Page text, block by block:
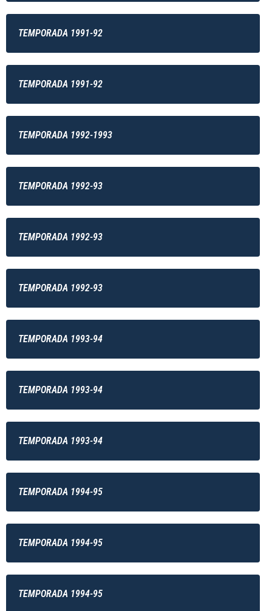
TEMPORADA 1991-92
TEMPORADA 1991-92
TEMPORADA 1992-1993
TEMPORADA 1992-93
TEMPORADA 1992-93
TEMPORADA 1992-93
TEMPORADA 1993-94
TEMPORADA 1993-94
TEMPORADA 1993-94
TEMPORADA 1994-95
TEMPORADA 1994-95
TEMPORADA 1994-95